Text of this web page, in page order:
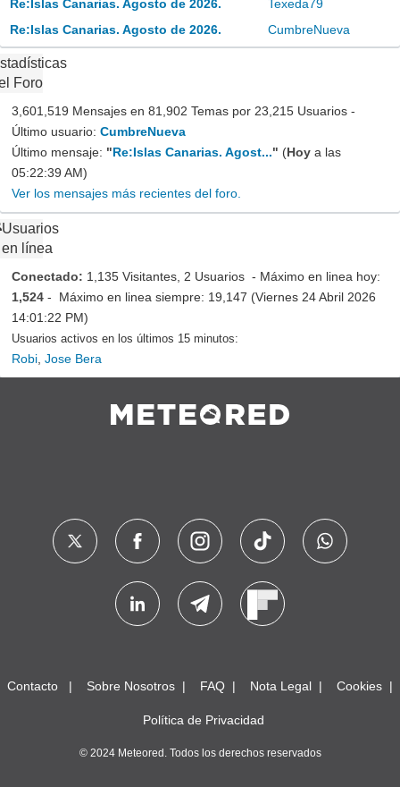
Re:Islas Canarias. Agosto de 2026.
Texeda79
Re:Islas Canarias. Agosto de 2026.
CumbreNueva
Foro
3,601,519 Mensajes en 81,902 Temas por 23,215 Usuarios -
Último usuario: CumbreNueva
Último mensaje: "Re:Islas Canarias. Agost..." (Hoy a las
05:22:39 AM)
Ver los mensajes más recientes del foro.
Usuarios
en línea
Conectado: 1,135 Visitantes, 2 Usuarios - Máximo en linea hoy:
1,524 - Máximo en linea siempre: 19,147 (Viernes 24 Abril 2026
14:01:22 PM)
Usuarios activos en los últimos 15 minutos:
Robi Jose Bera
Contacto Sobre Nosotros FAQ Nota Legal Cookies
Política de Privacidad
© 2024 Meteored. Todos los derechos reservados